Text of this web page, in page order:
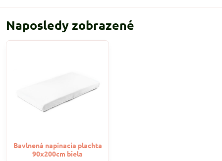
Naposledy zobrazené
Bavlnená napínacia plachta
90x200cm biela